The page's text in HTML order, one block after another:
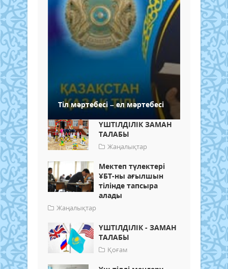
Тіл мәртебесі – ел мәртебесі
ҮШТІЛДІЛІК ЗАМАН
ТАЛАБЫ
Жаңалықтар
Мектеп түлектері
ҰБТ-ны ағылшын
тілінде тапсыра
алады
Жаңалықтар
ҮШТІЛДІЛІК - ЗАМАН
ТАЛАБЫ
Қоғам